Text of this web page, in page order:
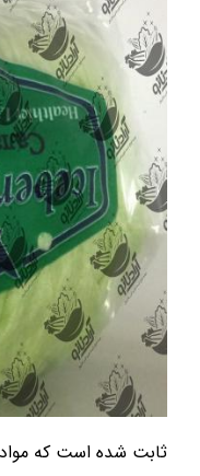
ثابت شده است که